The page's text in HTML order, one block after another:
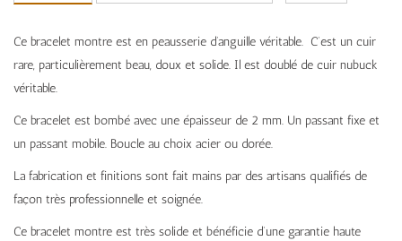
Ce bracelet montre est en peausserie d’anguille véritable. C’est un cuir
rare, particulièrement beau, doux et solide. Il est doublé de cuir nubuck
véritable.
Ce bracelet est bombé avec une épaisseur de 2 mm. Un passant fixe et
un passant mobile. Boucle au choix acier ou dorée.
La fabrication et finitions sont fait mains par des artisans qualifiés de
façon très professionnelle et soignée.
Ce bracelet montre est très solide et bénéficie d’une garantie haute